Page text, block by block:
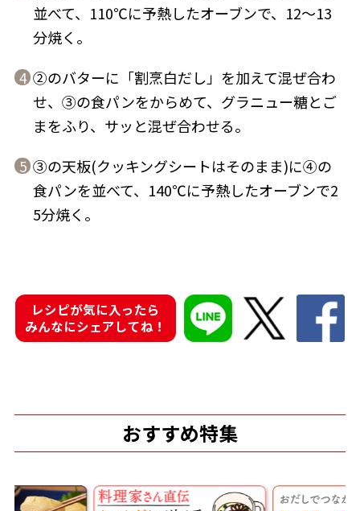
『踊り節』
だし粉
商品情報一覧
おすすめサイト
並べて、110℃に予熱したオーブンで、12～13
分焼く。
4 ②のバターに「割烹白だし」を加えて混ぜ合わ
せ、③の食パンをからめて、グラニュー糖とご
まをふり、サッと混ぜ合わせる。
5 ③の天板(クッキングシートはそのまま)に④の
食パンを並べて、140℃に予熱したオーブンで2
5分焼く。
レシピが気に入ったら
みんなにシェアしてね！
おすすめ特集